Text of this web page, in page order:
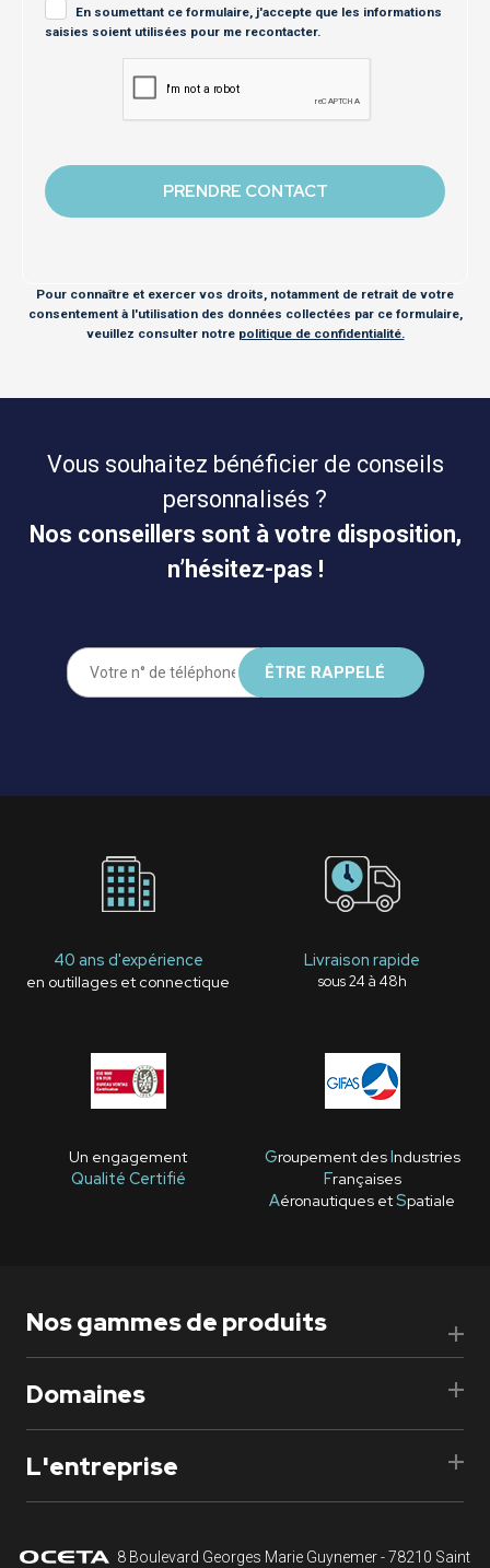
En soumettant ce formulaire, j'accepte que les informations
saisies soient utilisées pour me recontacter.
Pour connaître et exercer vos droits, notamment de retrait de votre
consentement à l'utilisation des données collectées par ce formulaire,
veuillez consulter notre politique de confidentialité.
Vous souhaitez bénéficier de conseils
personnalisés ?
Nos conseillers sont à votre disposition,
n’hésitez-pas !
40 ans d'expérience
en outillages et connectique
Livraison rapide
sous 24 à 48h
Un engagement
Qualité Certifié
Groupement desIndustries
Françaises
Aéronautiques etSpatiale
Nos gammes de produits
Domaines
L'entreprise
8 Boulevard Georges Marie Guynemer - 78210 Saint